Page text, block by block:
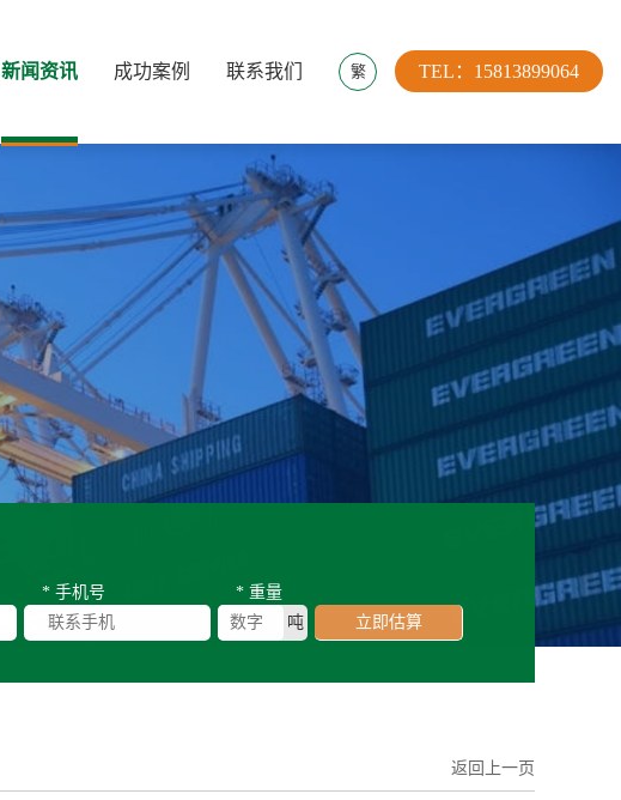
TEL：15813899064
繁
新闻资讯 成功案例 联系我们
* 手机号
* 重量
吨
立即估算
返回上一页